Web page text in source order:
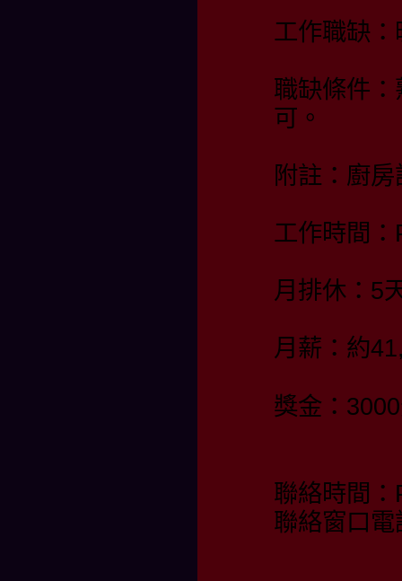
工作職缺
職缺條件
可。
附註：廚
工作時間
月排休：5
月薪：約
獎金：
聯絡時間
聯絡窗口